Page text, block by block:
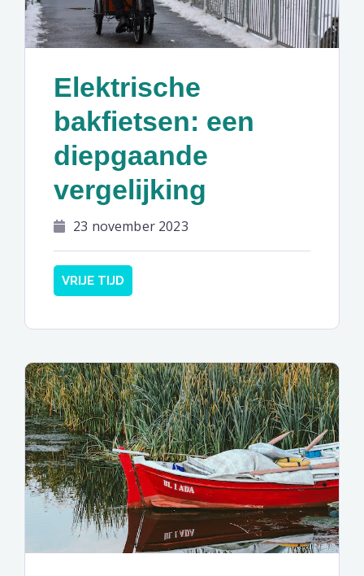
Elektrische
bakfietsen: een
diepgaande
vergelijking
23 november 2023
VRIJE TIJD